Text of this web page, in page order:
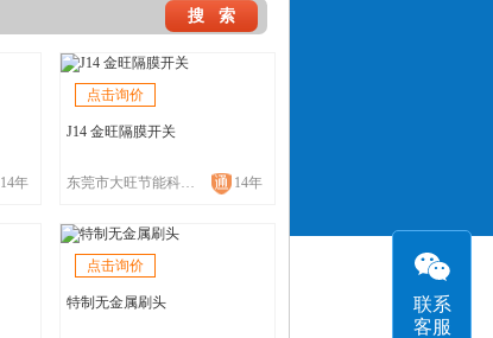
14年
点击询价
J14 金旺隔膜开关
东莞市大旺节能科技有限公司 14年
点击询价
特制无金属刷头
联系
客服